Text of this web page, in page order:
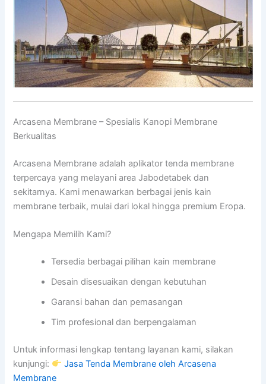
Arcasena Membrane – Spesialis Kanopi Membrane
Berkualitas
Arcasena Membrane adalah aplikator tenda membrane
terpercaya yang melayani area Jabodetabek dan
sekitarnya. Kami menawarkan berbagai jenis kain
membrane terbaik, mulai dari lokal hingga premium Eropa.
Mengapa Memilih Kami?
Tersedia berbagai pilihan kain membrane
Desain disesuaikan dengan kebutuhan
Garansi bahan dan pemasangan
Tim profesional dan berpengalaman
Untuk informasi lengkap tentang layanan kami, silakan
kunjungi:
Jasa Tenda Membrane oleh Arcasena
Membrane